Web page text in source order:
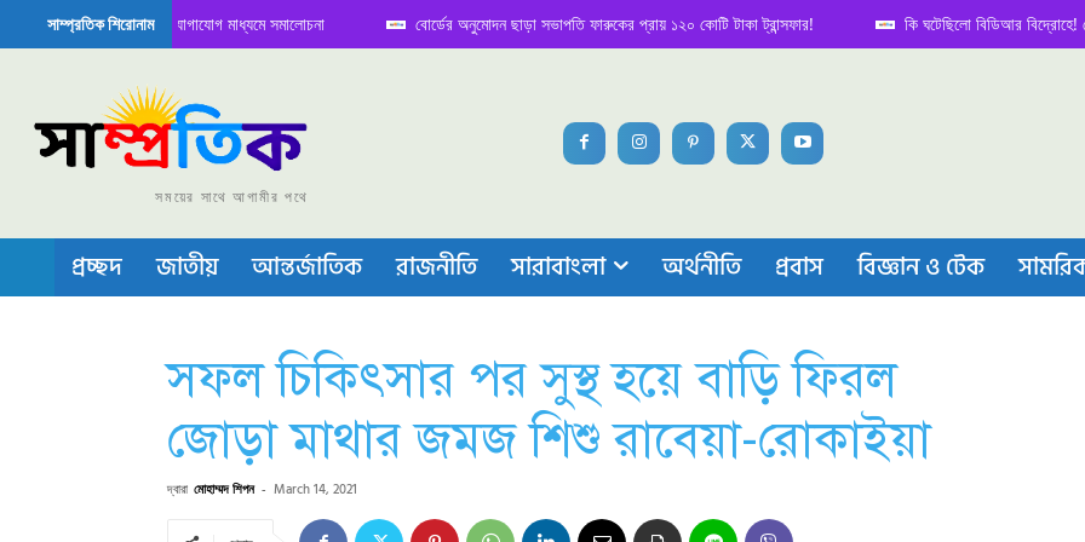
সাম্প্রতিক শিরোনাম
বৈঠক নিয়ে সামাজিক যোগাযোগ মাধ্যমে সমালোচনা বোর্ডের অনুমোদন ছাড়া সভাপতি ফারুকের প্রায় ১২০ কোটি টাকা ট্রান্সফার! কি ঘটেছিলো বিডিআর বিদ্রোহে! নেপথ্য
বা চীপ তৈরিতে নিজের শক্ত অবস্থান জানান দিচ্ছে চীন
সময়ের সাথে আগামীর পথে
প্রচ্ছদ জাতীয় আন্তর্জাতিক রাজনীতি সারাবাংলা অর্থনীতি প্রবাস বিজ্ঞান ও টেক
সফল চিকিৎসার পর সুস্থ হয়ে বাড়ি ফিরল
জোড়া মাথার জমজ শিশু রাবেয়া-রোকাইয়া
দ্বারা মোহাম্মদ শিপন - March 14, 2021